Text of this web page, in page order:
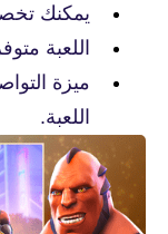
يمكنك
اللعبة
ميزة
اللعبة.